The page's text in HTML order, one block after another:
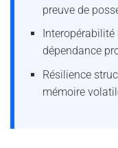
preuve de
dépendance
Résilience
mémoire